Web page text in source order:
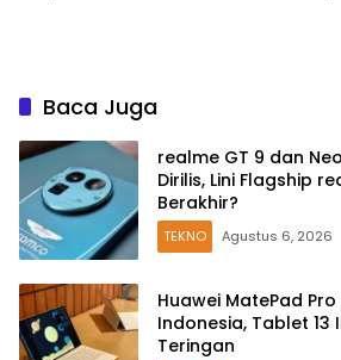
Baca Juga
realme GT 9 dan
Dirilis, Lini Flagship
Berakhir?
TEKNO Agustus 6, 2026
Huawei MatePad
Indonesia, Tablet 13
Teringan